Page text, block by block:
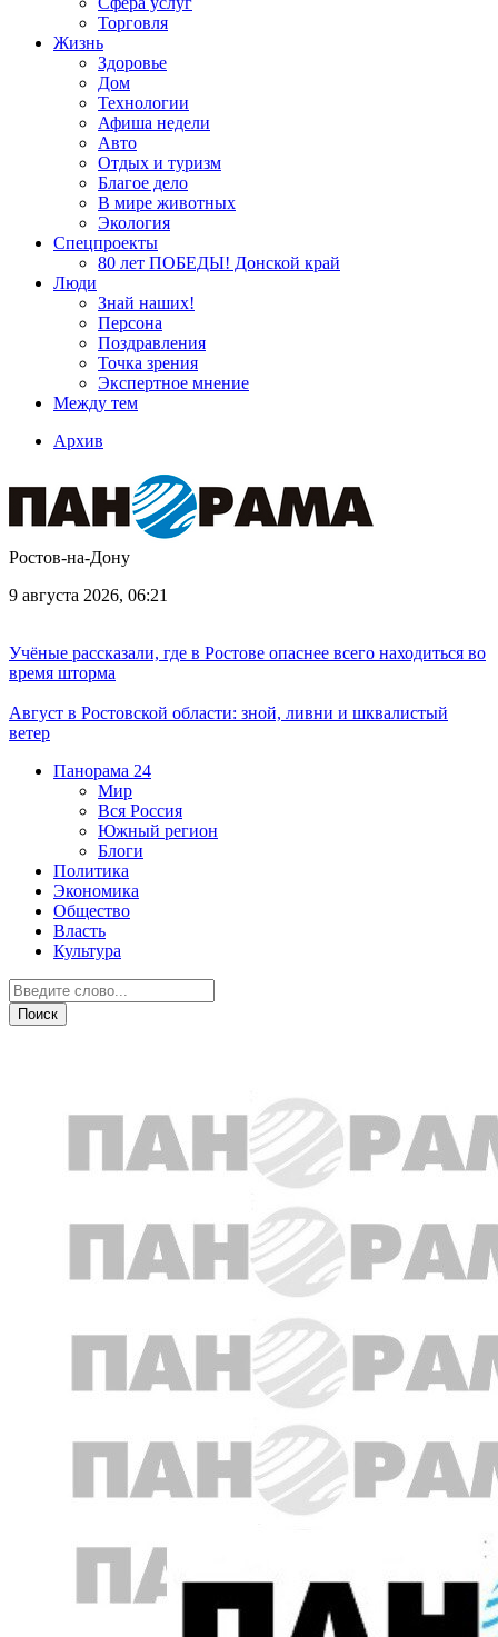
Торговля
Жизнь
Здоровье
Дом
Технологии
Афиша недели
Авто
Отдых и туризм
Благое дело
В мире животных
Экология
Спецпроекты
80 лет ПОБЕДЫ! Донской край
Люди
Знай наших!
Персона
Поздравления
Точка зрения
Экспертное мнение
Между тем
Архив
Ростов-на-Дону
9 августа 2026, 06:21
Учёные рассказали, где в Ростове опаснее всего находиться во
время шторма
Август в Ростовской области: зной, ливни и шквалистый
ветер
Панорама 24
Мир
Вся Россия
Южный регион
Блоги
Политика
Экономика
Общество
Власть
Культура